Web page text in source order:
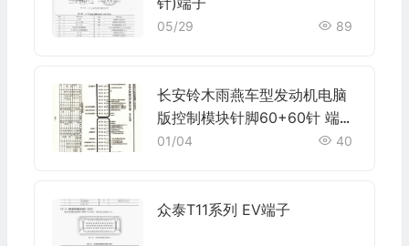
05/29 89
长安铃木雨燕车型发动机电脑
版控制模块针脚60+60针 端子
图
01/04 40
众泰T11系列 EV端子